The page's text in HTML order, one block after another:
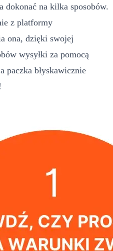
dokonać na kilka sposobów.
z platformy
ona, dzięki swojej
wysyłki za pomocą
paczka błyskawicznie